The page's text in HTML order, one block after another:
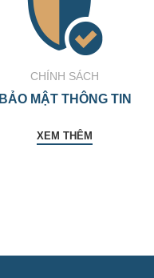
CHÍNH SÁCH
BẢO MẬT THÔNG TIN
XEM THÊM